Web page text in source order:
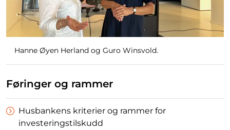
Hanne Øyen Herland og Guro Winsvold.
Føringer og rammer
Husbankens kriterier og rammer for
investeringstilskudd